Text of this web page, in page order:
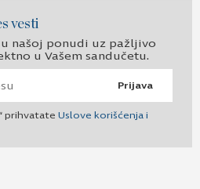
vesti
našoj ponudi uz pažljivo
u Vašem sandučetu.
Prijava
prihvatate Uslove korišćenja i